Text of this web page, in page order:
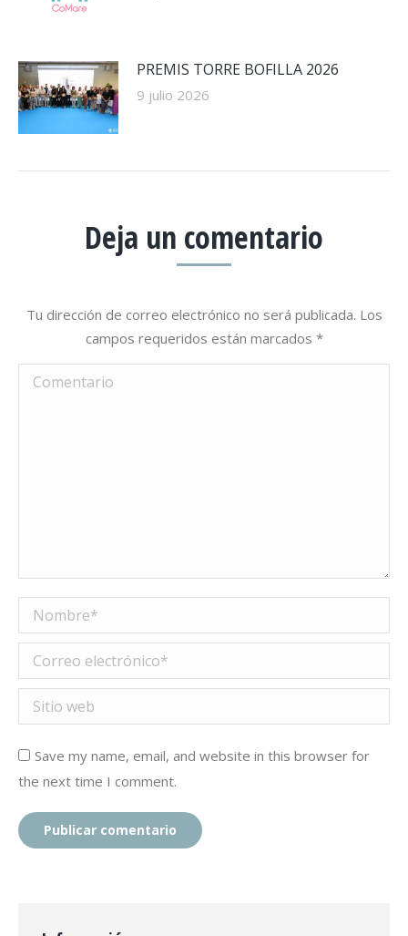
PREMIS TORRE BOFILLA 2026
9 julio 2026
Deja un comentario
Tu dirección de correo electrónico no será publicada. Los
campos requeridos están marcados *
Comentario
Nombre *
Correo electrónico *
Sitio web
Save my name, email, and website in this browser for
the next time I comment.
Publicar comentario